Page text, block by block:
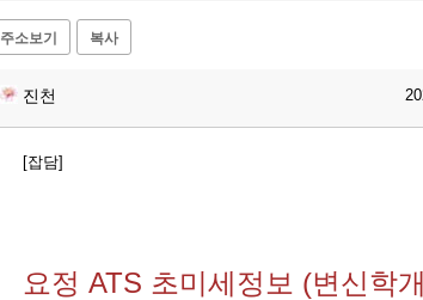
주소보기 복사
진천
[잡담]
요정 ATS 초미세정보 (변신학